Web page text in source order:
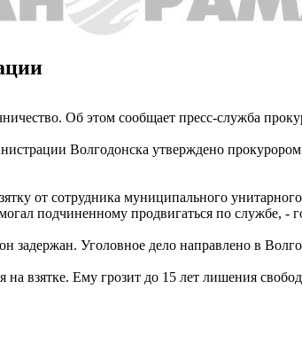
Об этом сообщает пресс-служба
Волгодонска утверждено
от сотрудника муниципального
подчиненному продвигаться по службе, -
Уголовное дело направлено в
на взятке. Ему грозит до 15 лет лишения